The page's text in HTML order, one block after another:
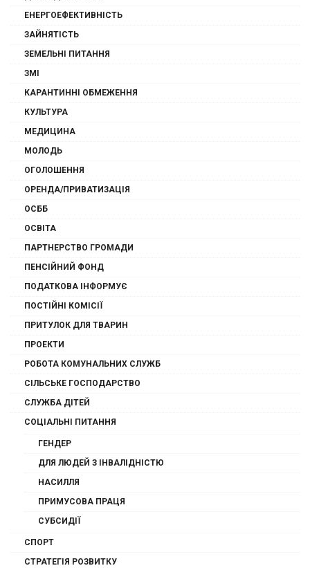
ЕНЕРГОЕФЕКТИВНІСТЬ
ЗАЙНЯТІСТЬ
ЗЕМЕЛЬНІ ПИТАННЯ
ЗМІ
КАРАНТИННІ ОБМЕЖЕННЯ
КУЛЬТУРА
МЕДИЦИНА
МОЛОДЬ
ОГОЛОШЕННЯ
ОРЕНДА/ПРИВАТИЗАЦІЯ
ОСББ
ОСВІТА
ПАРТНЕРСТВО ГРОМАДИ
ПЕНСІЙНИЙ ФОНД
ПОДАТКОВА ІНФОРМУЄ
ПОСТІЙНІ КОМІСІЇ
ПРИТУЛОК ДЛЯ ТВАРИН
ПРОЕКТИ
РОБОТА КОМУНАЛЬНИХ СЛУЖБ
СІЛЬСЬКЕ ГОСПОДАРСТВО
СЛУЖБА ДІТЕЙ
СОЦІАЛЬНІ ПИТАННЯ
ГЕНДЕР
ДЛЯ ЛЮДЕЙ З ІНВАЛІДНІСТЮ
НАСИЛЛЯ
ПРИМУСОВА ПРАЦЯ
СУБСИДІЇ
СПОРТ
СТРАТЕГІЯ РОЗВИТКУ